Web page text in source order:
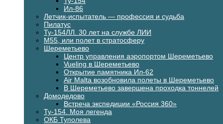
Ил-86
Летчик-испытатель — профессия и судьба
Пилатус
Ту-154ЛЛ. 30 лет на службе ЛИИ
М55, или полет в стратосферу
Шереметьево
Центр управления аэропортом Шереметьево
Vueling в Шереметьево
Открытие памятника Ил-62
Air Malta возобновила полеты в Шереметьево
В Шереметьево завершена проходка тоннелей
Домодедово
Встреча экспедиции «Россия 360»
Ту-154. Моя легенда
ОКБ Туполева